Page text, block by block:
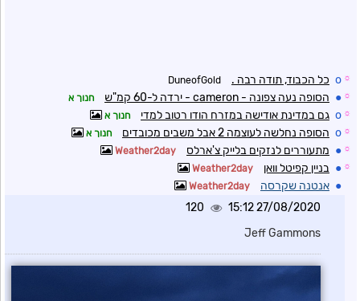
☼
o כל הכבוד, תודה רבה . DuneofGold
☼
● הסופה נעה צפונה - cameron - ירדה ל-60 קמ"ש חנוך א
☼
o גם במדינת אודישה במזרח הודו רטוב למדי חנוך א
☼
o הסופה נחלשה לעוצמה 2 אבל משבים מכובדים חנוך א
☼
● מתעוררים לנזקים בלייק צ'ארלס Weather2day
☼
● בניין קפיטל וואן Weather2day
● אנטנה שקרסה Weather2day
27/08/2020 15:12
120
Jeff Gammons